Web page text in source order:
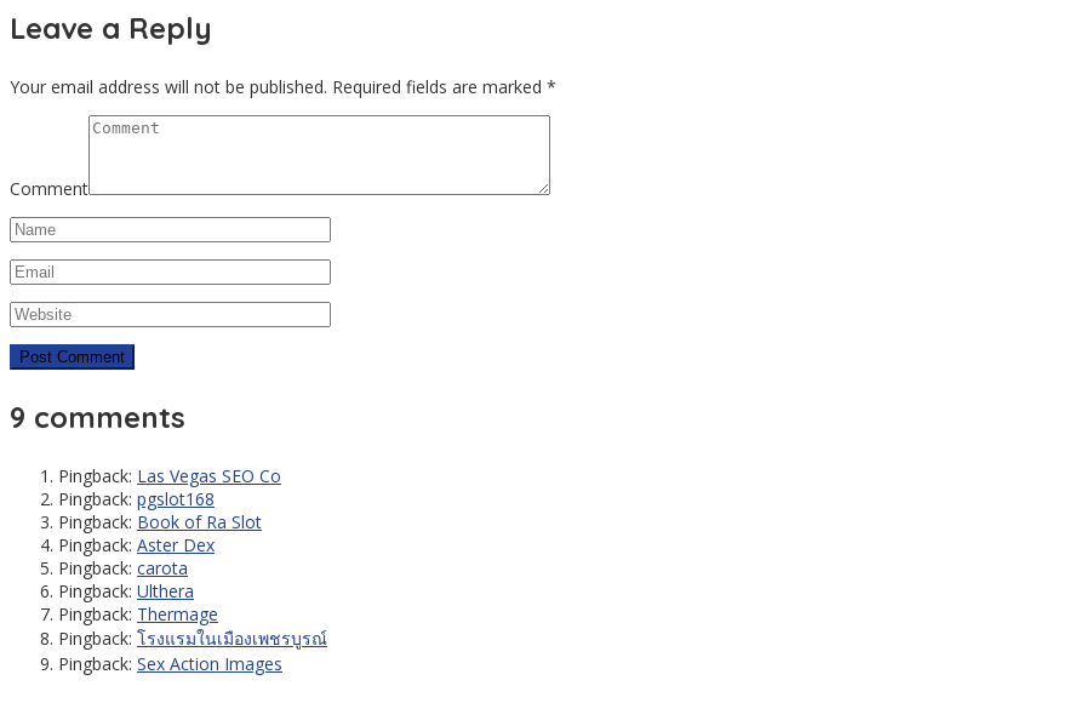
Leave a Reply
Your email address will not be published. Required fields are marked *
Comment
9 comments
Pingback: Las Vegas SEO Co
Pingback: pgslot168
Pingback: Book of Ra Slot
Pingback: Aster Dex
Pingback: carota
Pingback: Ulthera
Pingback: Thermage
Pingback: โรงแรมในเมืองเพชรบูรณ์
Pingback: Sex Action Images